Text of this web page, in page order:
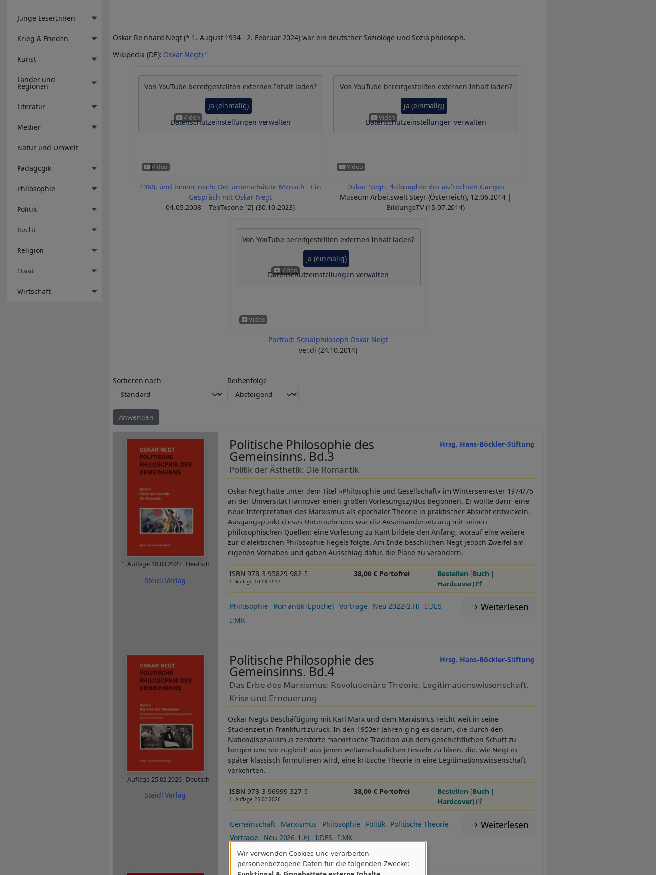
Junge LeserInnen
Krieg & Frieden
Kunst
Länder und
Regionen
Literatur
Medien
Natur und Umwelt
Pädagogik
Philosophie
Politik
Recht
Religion
Staat
Wirtschaft
Oskar Reinhard Negt (* 1. August 1934 - 2. Februar 2024) war ein deutscher Soziologe und Sozialphilosoph.
Wikipedia (DE): Oskar Negt
Von YouTube bereitgestellten externen Inhalt laden?
Ja (einmalig)
Datenschutzeinstellungen verwalten
1968, und immer noch: Der unterschätzte Mensch - Ein
Gespräch mit Oskar Negt
04.05.2008 | TeoTosone [2] (30.10.2023)
Von YouTube bereitgestellten externen Inhalt laden?
Ja (einmalig)
Datenschutzeinstellungen verwalten
Oskar Negt: Philosophie des aufrechten Ganges
Museum Arbeitswelt Steyr (Österreich), 12.06.2014 |
BildungsTV (15.07.2014)
Von YouTube bereitgestellten externen Inhalt laden?
Ja (einmalig)
Datenschutzeinstellungen verwalten
Portrait: Sozialphilosoph Oskar Negt
ver.di (24.10.2014)
Sortieren nach Reihenfolge
1. Auflage 10.08.2022 , Deutsch
Steidl Verlag
Hrsg. Hans-Böckler-Stiftung
Politische Philosophie des
Gemeinsinns. Bd.3
Politik der Ästhetik: Die Romantik
Oskar Negt hatte unter dem Titel »Philosophie und Gesellschaft« im Wintersemester 1974/75
an der Universität Hannover einen großen Vorlesungszyklus begonnen. Er wollte darin eine
neue Interpretation des Marxismus als epochaler Theorie in praktischer Absicht entwickeln.
Ausgangspunkt dieses Unternehmens war die Auseinandersetzung mit seinen
philosophischen Quellen: eine Vorlesung zu Kant bildete den Anfang, worauf eine weitere
zur dialektischen Philosophie Hegels folgte. Am Ende beschlichen Negt jedoch Zweifel am
eigenen Vorhaben und gaben Ausschlag dafür, die Pläne zu verändern.
ISBN 978-3-95829-982-5
1. Auflage 10.08.2022
38,00 € Portofrei
Bestellen (Buch |
Hardcover)
Weiterlesen
Philosophie Romantik (Epoche) Vorträge Neu 2022-2.HJ
I:DES
I:MK
1. Auflage25.02.2026 , Deutsch
Steidl Verlag
Hrsg. Hans-Böckler-Stiftung
Politische Philosophie des
Gemeinsinns. Bd.4
Das Erbe des Marxismus: Revolutionäre Theorie, Legitimationswissenschaft,
Krise und Erneuerung
Oskar Negts Beschäftigung mit Karl Marx und dem Marxismus reicht weit in seine
Studienzeit in Frankfurt zurück. In den 1950er Jahren ging es darum, die durch den
Nationalsozialismus zerstörte marxistische Tradition aus dem geschichtlichen Schutt zu
bergen und sie zugleich aus jenen weltanschaulichen Fesseln zu lösen, die, wie Negt es
später klassisch formulieren wird, eine kritische Theorie in eine Legitimationswissenschaft
verkehrten.
ISBN 978-3-96999-327-9
1. Auflage 25.02.2026
38,00 € Portofrei
Bestellen (Buch |
Hardcover)
Weiterlesen
Gemeinschaft Marxismus Philosophie Politik
Politische Theorie
Vorträge
Neu 2026-1.HJ I:DES I:MK
Verwendung
Wir verwenden Cookies und verarbeiten
personenbezogene Daten für die folgenden Zwecke: